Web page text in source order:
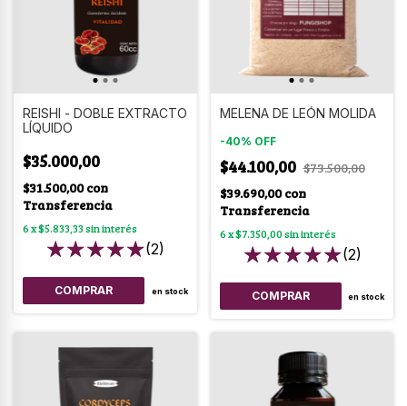
REISHI - DOBLE EXTRACTO
LÍQUIDO
$35.000,00
$31.500,00con
Transferencia
6x$5.833,33sin interés
(2)
en stock
MELENA DE LEÓN MOLIDA
-40% OFF
$44.100,00 $73.500,00
$39.690,00con
Transferencia
6x$7.350,00sin interés
(2)
COMPRAR en stock